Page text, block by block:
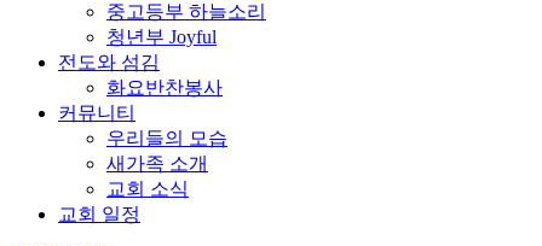
중고등부 하늘소리
청년부 Joyful
전도와 섬김
화요반찬봉사
커뮤니티
우리들의 모습
새가족 소개
교회 소식
교회 일정